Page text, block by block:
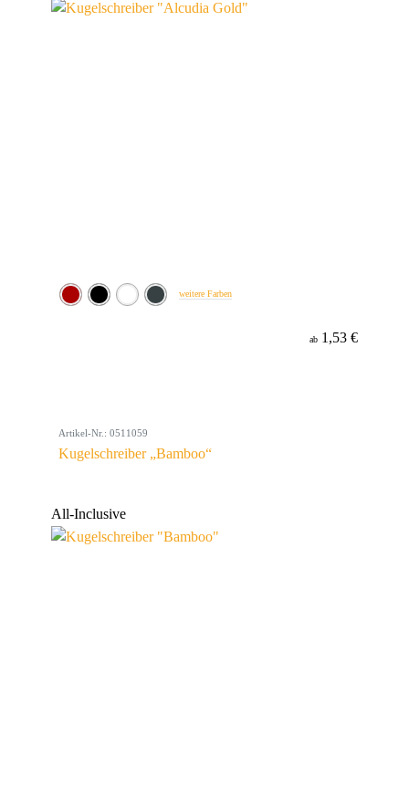
weitere Farben
ab 1,53 €
Artikel-Nr.: 0511059
Kugelschreiber „Bamboo“
All-Inclusive